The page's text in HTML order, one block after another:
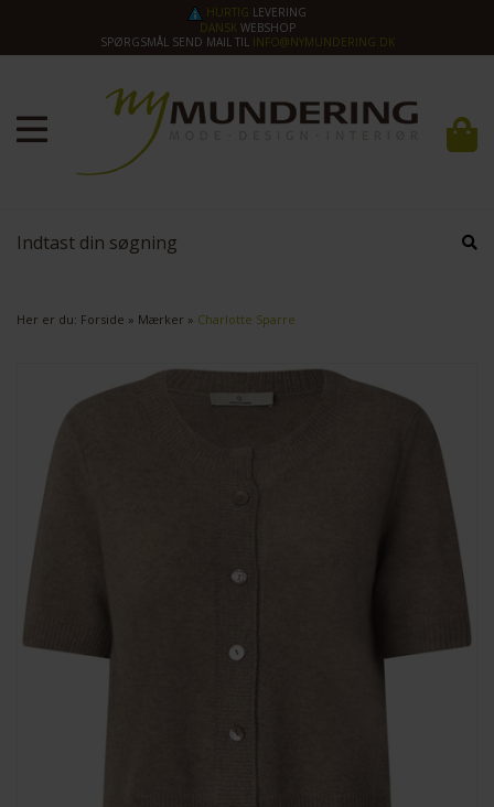
HURTIG LEVERING
DANSKWEBSHOP
SPØRGSMÅL SEND MAIL TIL INFO@NYMUNDERING.DK
Her er du: Forside » Mærker » Charlotte Sparre
SPAR
30%